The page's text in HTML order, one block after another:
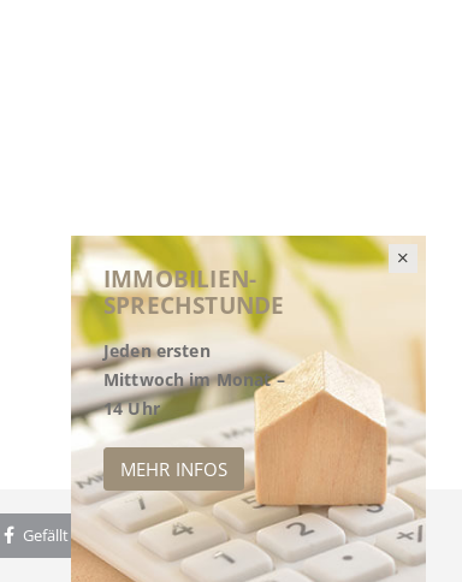
IMMOBILIEN-
SPRECHSTUNDE
Jeden ersten
Mittwoch im Monat –
14 Uhr
MEHR INFOS
Gefällt mir Twittern Empfehlen